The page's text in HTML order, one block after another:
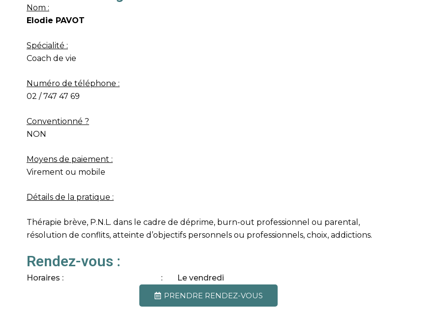
Nom :
Elodie PAVOT
Spécialité :
Coach de vie
Numéro de téléphone :
02 / 747 47 69
Conventionné ?
NON
Moyens de paiement :
Virement ou mobile
Détails de la pratique :
Thérapie brève, P.N.L. dans le cadre de déprime, burn-out professionnel ou parental,
résolution de conflits, atteinte d’objectifs personnels ou professionnels, choix, addictions.
Rendez-vous :
Horaires :
Le vendredi
PRENDRE RENDEZ-VOUS